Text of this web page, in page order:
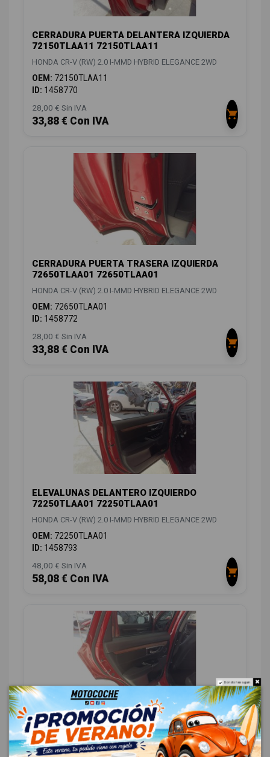
CERRADURA PUERTA DELANTERA IZQUIERDA
72150TLAA11 72150TLAA11
HONDA CR-V (RW) 2.0 I-MMD HYBRID ELEGANCE 2WD
OEM: 72150TLAA11
ID: 1458770
28,00 € Sin IVA
33,88 € Con IVA
CERRADURA PUERTA TRASERA IZQUIERDA
72650TLAA01 72650TLAA01
HONDA CR-V (RW) 2.0 I-MMD HYBRID ELEGANCE 2WD
OEM: 72650TLAA01
ID: 1458772
28,00 € Sin IVA
33,88 € Con IVA
ELEVALUNAS DELANTERO IZQUIERDO
72250TLAA01 72250TLAA01
HONDA CR-V (RW) 2.0 I-MMD HYBRID ELEGANCE 2WD
OEM: 72250TLAA01
ID: 1458793
48,00 € Sin IVA
58,08 € Con IVA
ELEVALUNAS TRASERO IZQUIERDO
72750TLAA11 72750TLAA11
HONDA CR-V (RW) 2.0 I-MMD HYBRID ELEGANCE 2WD
Do not show again.